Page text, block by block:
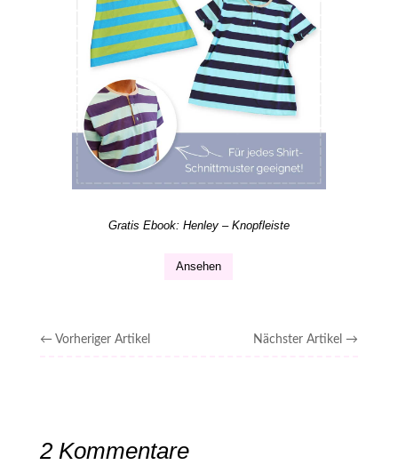
Gratis Ebook: Henley – Knopfleiste
Ansehen
← Vorheriger Artikel Nächster Artikel →
2 Kommentare